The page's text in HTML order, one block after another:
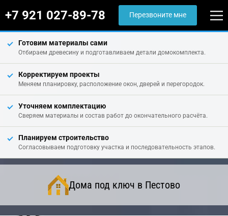
+7 921 027-89-78 Перезвоните мне
Готовим материалы сами
Отбираем древесину и подготавливаем детали домокомплекта.
Корректируем проекты
Меняем планировку, расположение окон, дверей и перегородок.
Уточняем комплектацию
Сверяем материалы и состав работ до окончательного расчёта.
Планируем строительство
Согласовываем подготовку участка и последовательность этапов.
Дома под ключ в Пестово